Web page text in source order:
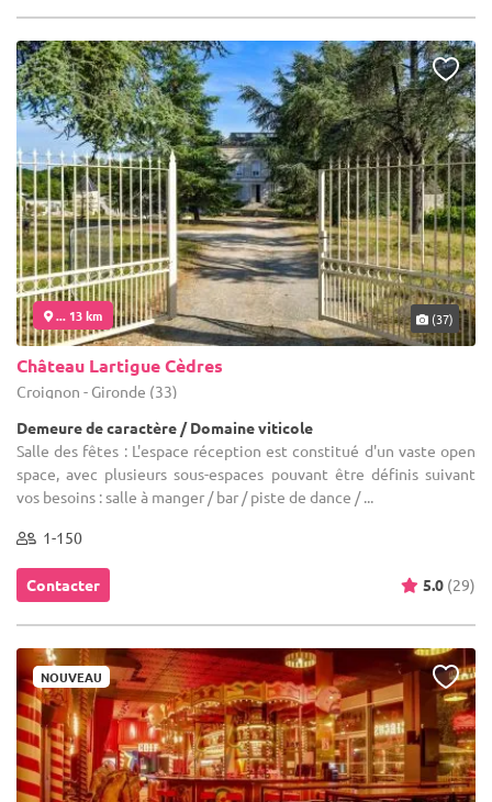
... 13 km (37)
Château Lartigue Cèdres
Croignon - Gironde (33)
Demeure de caractère / Domaine viticole
Salle des fêtes : L'espace réception est constitué d'un vaste open
space, avec plusieurs sous-espaces pouvant être définis suivant
vos besoins : salle à manger / bar / piste de dance / ...
1-150
Contacter 5.0 (29)
NOUVEAU